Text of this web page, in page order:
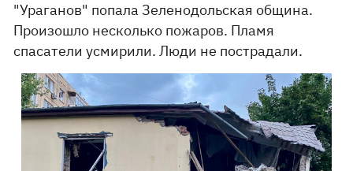
"Ураганов" попала Зеленодольская община.
Произошло несколько пожаров. Пламя
спасатели усмирили. Люди не пострадали.